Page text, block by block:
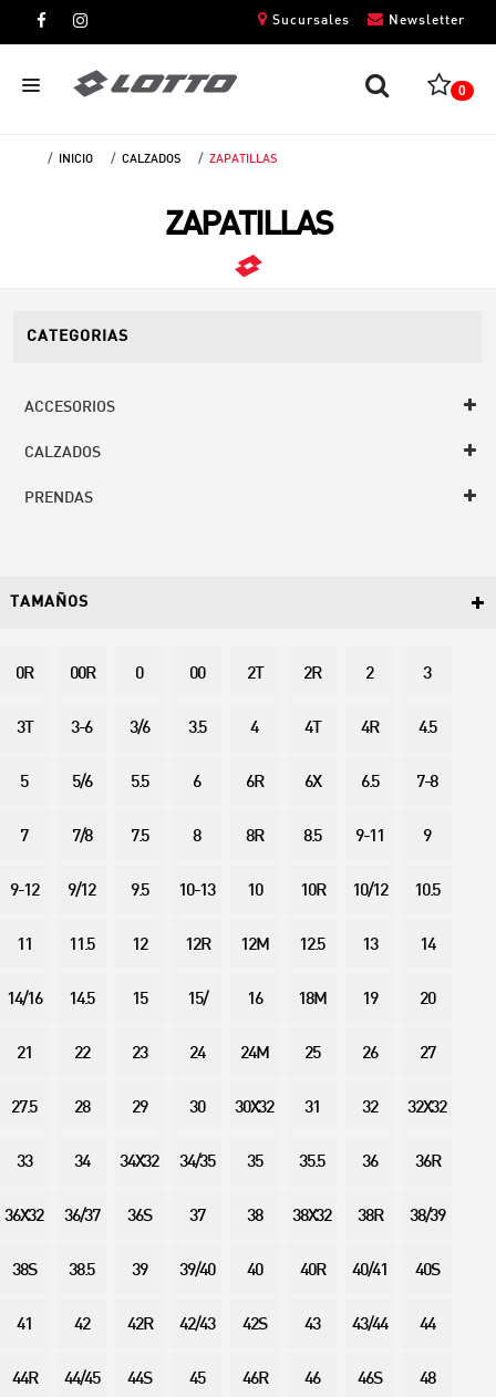
Newsletter
Sucursales
0
INICIO CALZADOS ZAPATILLAS
ZAPATILLAS
CATEGORIAS
ACCESORIOS
CALZADOS
PRENDAS
TAMAÑOS
0R 00R 0 00 2T 2R 2 3
3T 3-6 3/6 3.5 4 4T 4R 4.5
5 5/6 5.5 6 6R 6X 6.5 7-8
7 7/8 7.5 8 8R 8.5 9-11 9
9-12 9/12 9.5 10-13 10 10R 10/12 10.5
11 11.5 12 12R 12M 12.5 13 14
14/16 14.5 15 15/ 16 18M 19 20
21 22 23 24 24M 25 26 27
27.5 28 29 30 30X32 31 32 32X32
33 34 34X32 34/35 35 35.5 36 36R
36X32 36/37 36S 37 38 38X32 38R 38/39
38S 38.5 39 39/40 40 40R 40/41 40S
41 42 42R 42/43 42S 43 43/44 44
44R 44/45 44S 45 46R 46 46S 48